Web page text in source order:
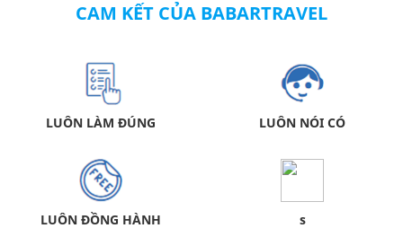
CAM KẾT CỦA BABARTRAVEL
LUÔN LÀM ĐÚNG LUÔN NÓI CÓ
LUÔN ĐỒNG HÀNH s